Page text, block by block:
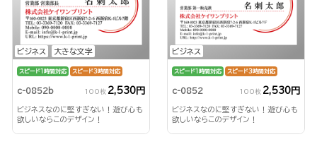
ビジネス 大きな文字
スピード1時間対応 スピード3時間対応
c-0852b 100枚 2,530円
ビジネスなのに堅すぎない！遊び心も
欲しいならこのデザイン！
ビジネス
スピード1時間対応 スピード3時間対応
c-0852 100枚 2,530円
ビジネスなのに堅すぎない！遊び心も
欲しいならこのデザイン！